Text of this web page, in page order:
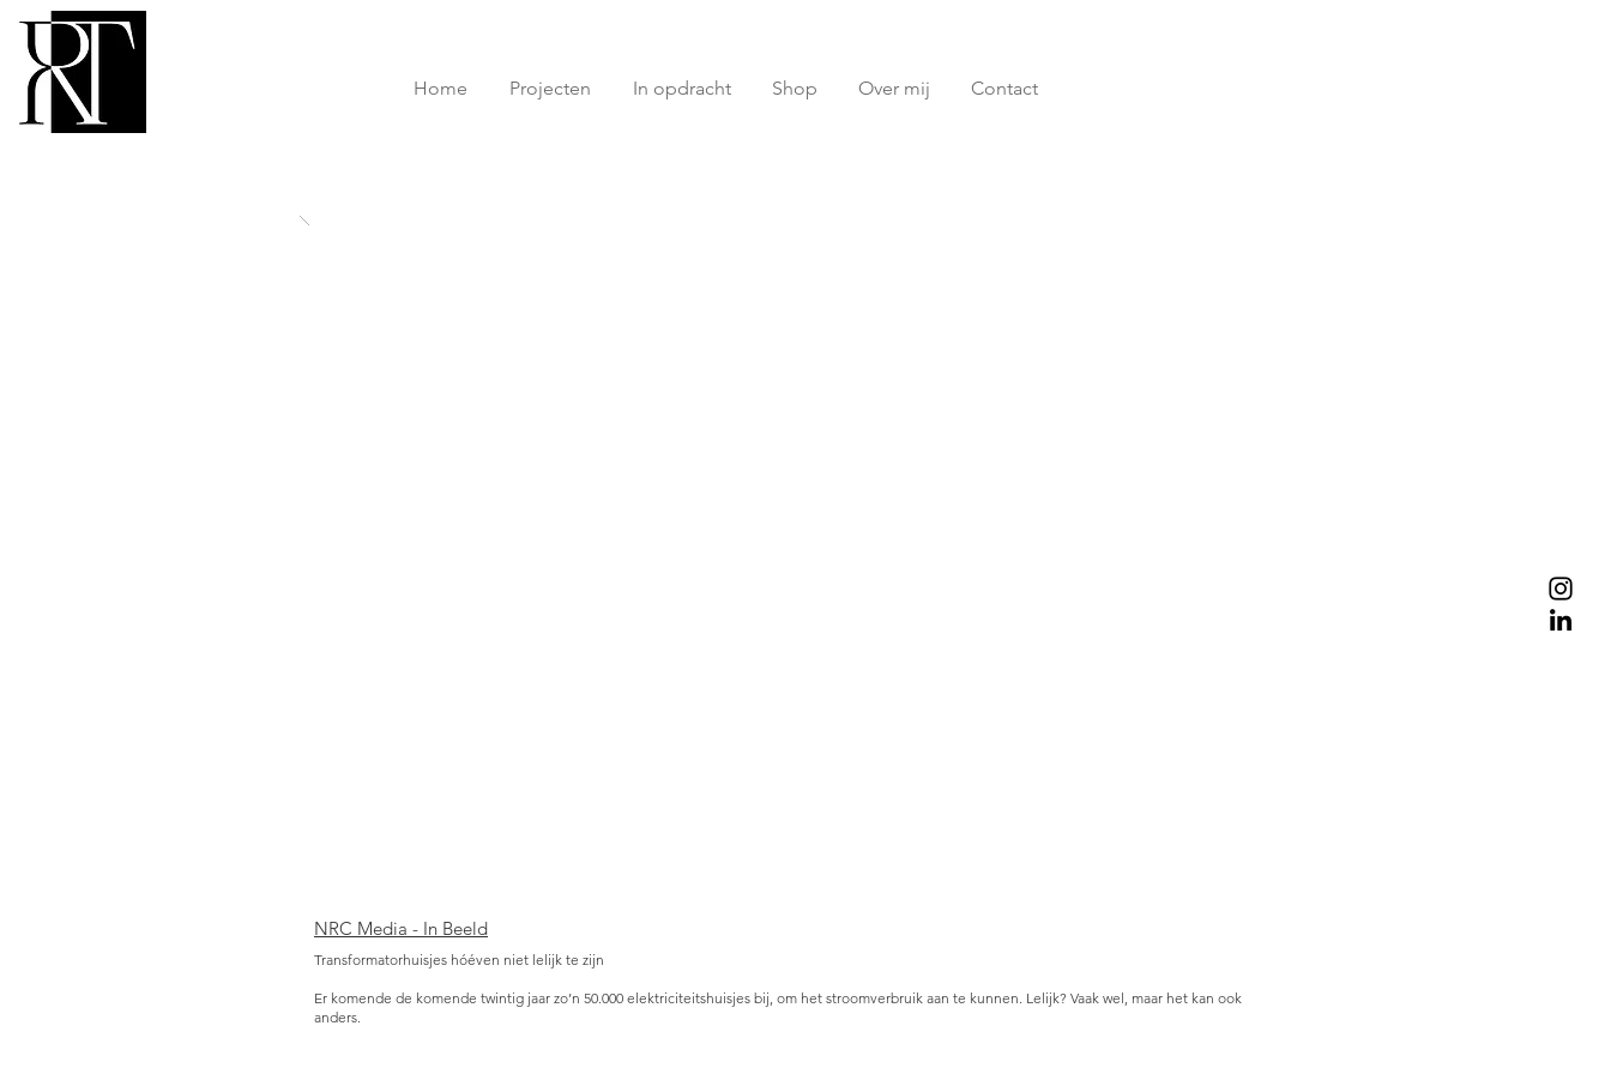
Home Projecten In opdracht Shop Over mij Contact
Transformatorhuisjes hóéven niet lelijk te zijn
Er komende de komende twintig jaar zo’n 50.000 elektriciteitshuisjes bij, om het stroomverbruik aan te kunnen. Lelijk? Vaak wel, maar het kan ook
anders.
NRC Media - In Beeld